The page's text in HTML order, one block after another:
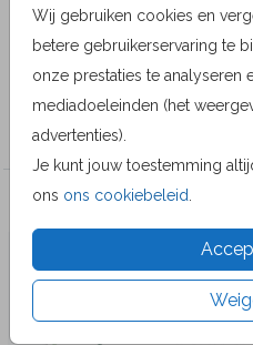
Wij gebruiken cookies en
betere gebruikerservaring te
onze prestaties te analyseren
mediadoeleinden (het
advertenties).
Je kunt jouw toestemming
ons ons cookiebeleid
Designer
MyCards Design
Collectie
Veel gekozen